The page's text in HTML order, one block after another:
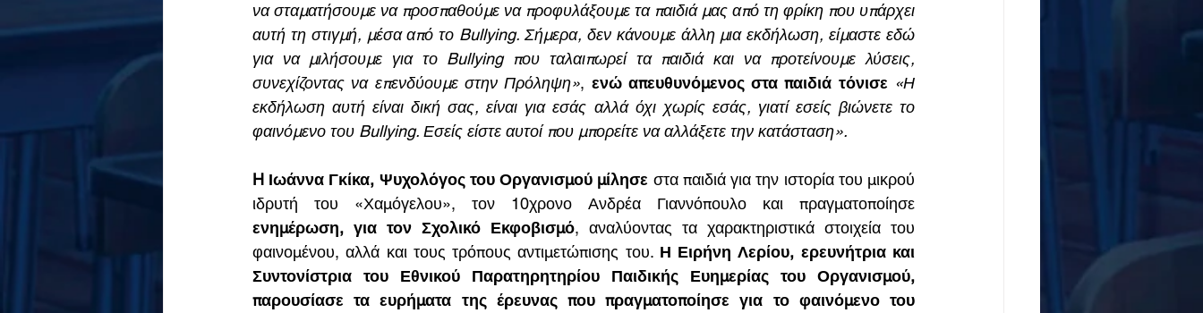
να σταματήσουμε να προσπαθούμε να προφυλάξουμε τα παιδιά μας από τη φρίκη που υπάρχει
αυτή τη στιγμή, μέσα από το Bullying. Σήμερα, δεν κάνουμε άλλη μια εκδήλωση, είμαστε εδώ
για να μιλήσουμε για το Bullying που ταλαιπωρεί τα παιδιά και να προτείνουμε λύσεις,
συνεχίζοντας να επενδύουμε στην Πρόληψη», ενώ απευθυνόμενος στα παιδιά τόνισε «Η
εκδήλωση αυτή είναι δική σας, είναι για εσάς αλλά όχι χωρίς εσάς, γιατί εσείς βιώνετε το
φαινόμενο του Bullying. Εσείς είστε αυτοί που μπορείτε να αλλάξετε την κατάσταση».
H Ιωάννα Γκίκα, Ψυχολόγος του Οργανισμού μίλησε στα παιδιά για την ιστορία του μικρού
ενημέρωση, για τον Σχολικό Εκφοβισμό, αναλύοντας τα χαρακτηριστικά στοιχεία του
φαινομένου, αλλά και τους τρόπους αντιμετώπισης του. Η Ειρήνη Λερίου, ερευνήτρια και
Συντονίστρια του Εθνικού Παρατηρητηρίου Παιδικής Ευημερίας του Οργανισμού,
παρουσίασε τα ευρήματα της έρευνας που πραγματοποίησε για το φαινόμενο του